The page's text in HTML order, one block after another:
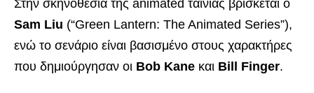
Στην σκηνοθεσία της animated ταινίας βρίσκεται ο
Sam Liu (“Green Lantern: The Animated Series”),
ενώ το σενάριο είναι βασισμένο στους χαρακτήρες
που δημιούργησαν οι Bob Kane και Bill Finger.